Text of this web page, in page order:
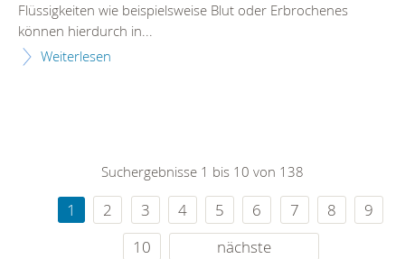
Flüssigkeiten wie beispielsweise Blut oder Erbrochenes
können hierdurch in...
Weiterlesen
Suchergebnisse 1 bis 10 von 138
1 2 3 4 5 6 7 8
9
10
nächste